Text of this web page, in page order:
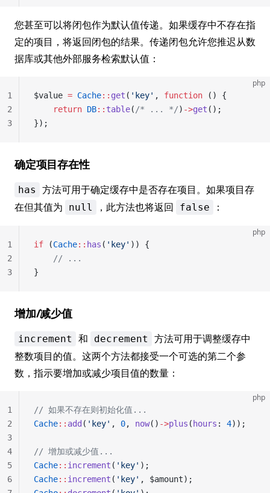
您甚至可以将闭包作为默认值传递。如果缓存中不存在指
定的项目，将返回闭包的结果。传递闭包允许您推迟从数
据库或其他外部服务检索默认值：
php
$value = Cache:: get ( 'key' , function () {
    return
DB:: table( /* ... */) ->get ();
});
1
2
3
确定项目存在性
has
方法可用于确定缓存中是否存在项目。如果项目存
在但其值为
null ，此方法也将返回 false ：
php
if (Cache:: has ( 'key' )) {
    // ...
}
1
2
3
增加/减少值
increment 和 decrement
方法可用于调整缓存中
整数项目的值。这两个方法都接受一个可选的第二个参
数，指示要增加或减少项目值的数量：
php
// 如果不存在则初始化值...
Cache:: add ( 'key' , 0, now() ->plus ( hours : 4));
// 增加或减少值...
Cache:: increment ( 'key' );
Cache:: increment ( 'key' , $amount);
1
2
3
4
5
6